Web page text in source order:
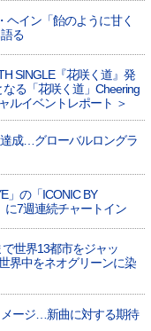
ヘイン「飴のように甘く
る
SINGLE『花咲く道』発
る「花咲く道」Cheering
ルイベントレポート ＞
達成…グローバルロングラ
」の「ICONIC BY
に7週連続チャートイン
で世界13都市をジャッ
界中をネオグリーンに染
ージ…新曲に対する期待